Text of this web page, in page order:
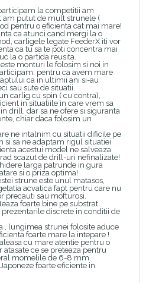
la competitii am
am putut de mult strunele (
pentru o eficienta cat mai mare!
ca atunci cand mergi la o
carligele legate FeederX iti vor
ca tu sa te poti concentra mai
la o partida reusita.
monturi le folosim si noi in
pentru ca avem mare
ca in ultimii ani si-au
sau sute de situatii.
carlig cu spin ( cu contra),
in situatiile in care vrem sa
drill, dar sa ne ofere si siguranta
chiar daca folosim un
ne intalnim cu situatii dificile pe
si sa ne adaptam rigul situatiei
acestui model ne salveaza
scazut de drill-uri nefinalizate!
larga patrunde in gura
si o priza optima!
strune este unul matasos,
acvatica fapt pentru care nu
precauti sau mofturosi.
foarte bine pe substrat
discrete in conditii de
, lungimea strunei folosite aduce
foarte mare la intepare !
cu mare atentie pentru o
ce se preteaza pentru
momelile de 6-8 mm.
foarte eficiente in